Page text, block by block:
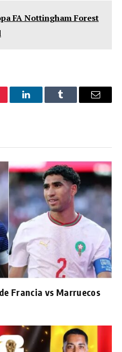
FA Nottingham Forest
LinkedInTumblr Email
Francia vs Marruecos